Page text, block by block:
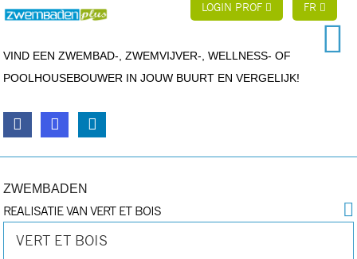
LOGIN PROF FR
VIND EEN ZWEMBAD-, ZWEMVIJVER-, WELLNESS- OF
POOLHOUSEBOUWER IN JOUW BUURT EN VERGELIJK!
ZWEMBADEN
REALISATIE VAN VERT ET BOIS
VERT ET BOIS